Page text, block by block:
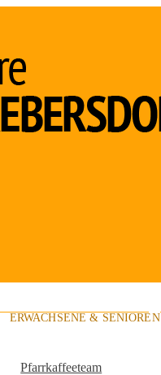
ERWACHSENE & SENIOREN
Pfarrkaffeeteam